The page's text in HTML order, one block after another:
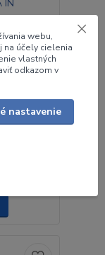
typy
AIVIA ®
webu,
na účely cielenia
vlastných
odkazom v
nastavenie